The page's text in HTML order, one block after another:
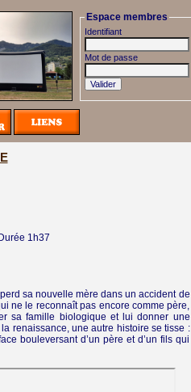
Espace membres
Identifiant
Mot de passe
Durée 1h37
sa nouvelle mère dans un accident de
ne le reconnaît pas encore comme père,
sa famille biologique et lui donner une
renaissance, une autre histoire se tisse :
bouleversant d’un père et d’un fils qui